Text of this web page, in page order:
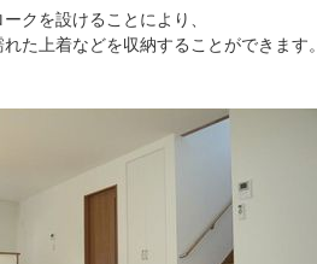
クを設けることにより、
た上着などを収納することができます。